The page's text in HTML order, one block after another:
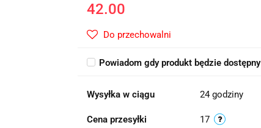
42.00
Do przechowalni
Powiadom gdy produkt będzie dostępny
Wysyłka w ciągu 24 godziny
Cena przesyłki 17